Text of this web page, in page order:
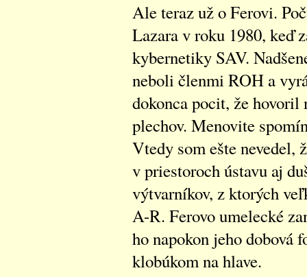
Ale teraz už o Ferovi.
Lazara v roku 1980, keď
kybernetiky SAV.
neboli členmi ROH a
dokonca pocit, že
plechov. Menovite
Vtedy som ešte nevedel,
v priestoroch ústavu aj
výtvarníkov, z ktorých
A-R. Ferovo umelecké
ho napokon jeho dobová
klobúkom na hlave.